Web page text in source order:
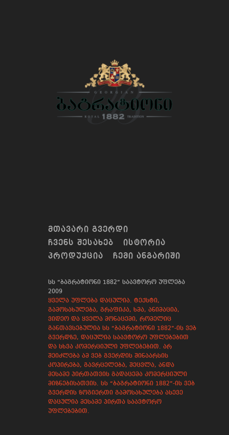
ᲛᲗᲐᲕᲐᲠᲘ ᲒᲕᲔᲠᲓᲘ
ᲩᲕᲔᲜᲡ ᲨᲔᲡᲐᲮᲔᲑ
ᲘᲡᲢᲝᲠᲘᲐ
ᲞᲠᲝᲓᲣᲥᲪᲘᲐ
ᲩᲔᲛᲘ ᲐᲜᲒᲐᲠᲘᲨᲘ
სს “ბაგრატიონი 1882” საავტორო უფლება
2009
ყველა უფლება დაცულია. ტექსტი,
გამოსახულება, გრაფიკა, ხმა, ანიმაცია,
ვიდეო და ყველა მონაცემი, რომელიც
განთავსებულია სს “ბაგრატიონი 1882”-ის ვებ
გვერდზე, დაცულია საავტორო უფლებებით
და სხვა კომერციული უფლებებით. არ
შეიძლება ამ ვებ გვერდის შინაარსის
კოპირება, გავრცელება, შეცვლა, ანდა
მესამე პირთათვის გადაცემა კომერციული
მიზნებისათვის. სს “ბაგრატიონი 1882”-ის ვებ
გვერდის ზოგიერთი გამოსახულება ასევე
დაცულია მესამე პირთა საავტორო
უფლებებით.